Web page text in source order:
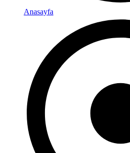
Anasayfa